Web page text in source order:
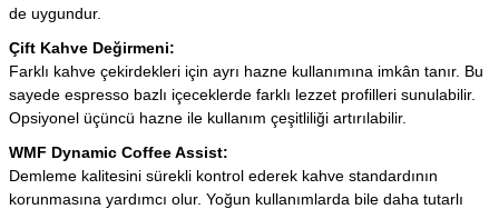
de uygundur.
Çift Kahve Değirmeni:
Farklı kahve çekirdekleri için ayrı hazne kullanımına imkân tanır. Bu
sayede espresso bazlı içeceklerde farklı lezzet profilleri sunulabilir.
Opsiyonel üçüncü hazne ile kullanım çeşitliliği artırılabilir.
WMF Dynamic Coffee Assist:
Demleme kalitesini sürekli kontrol ederek kahve standardının
korunmasına yardımcı olur. Yoğun kullanımlarda bile daha tutarlı